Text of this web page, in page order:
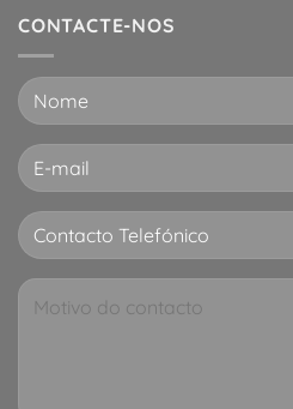
CONTACTE-NOS